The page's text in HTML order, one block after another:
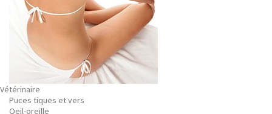
Vétérinaire
Puces tiques et vers
Oeil-oreille